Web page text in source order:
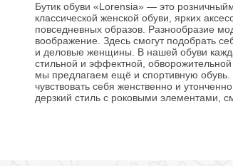
Бутик обуви «Lorensia» — это
классической женской обуви, ярких
повседневных образов. Разнообразие
воображение. Здесь смогут подобрать
и деловые женщины. В нашей обуви
стильной и эффектной,
мы предлагаем ещё и спортивную
чувствовать себя женственно и
дерзкий стиль с роковыми элементами,